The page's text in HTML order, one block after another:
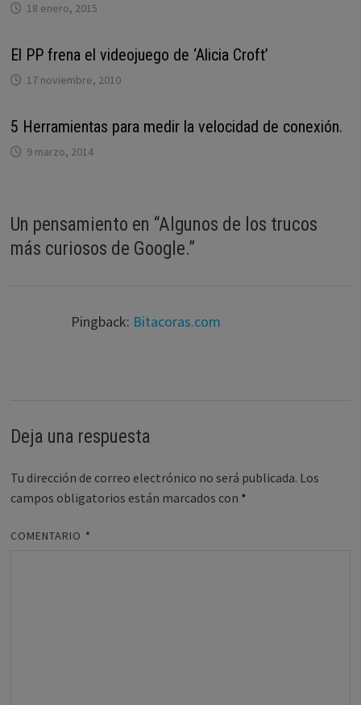
18 enero, 2015
El PP frena el videojuego de ‘Alicia Croft’
17 noviembre, 2010
5 Herramientas para medir la velocidad de conexión.
9 marzo, 2014
Un pensamiento en “Algunos de los trucos
más curiosos de Google.”
Pingback: Bitacoras.com
Deja una respuesta
Tu dirección de correo electrónico no será publicada. Los
campos obligatorios están marcados con *
COMENTARIO *